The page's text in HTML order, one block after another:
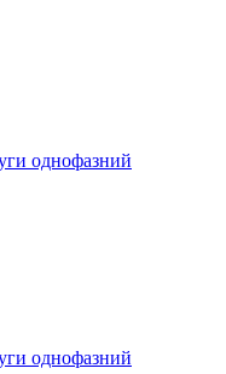
однофазний
однофазний